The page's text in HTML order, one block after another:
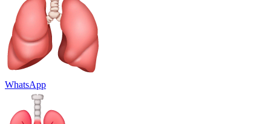
WhatsApp